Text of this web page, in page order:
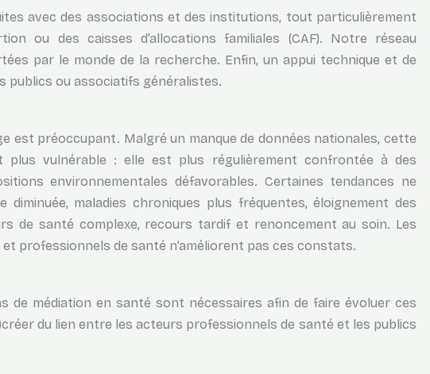
avec des associations et des institutions, tout particulièrement
ou des caisses d’allocations familiales (CAF). Notre réseau
par le monde de la recherche. Enfin, un appui technique et de
publics ou associatifs généralistes.
est préoccupant. Malgré un manque de données nationales, cette
plus vulnérable : elle est plus régulièrement confrontée à des
environnementales défavorables. Certaines tendances ne
maladies chroniques plus fréquentes, éloignement des
de santé complexe, recours tardif et renoncement au soin. Les
professionnels de santé n’améliorent pas ces constats.
de médiation en santé sont nécessaires afin de faire évoluer ces
du lien entre les acteurs professionnels de santé et les publics